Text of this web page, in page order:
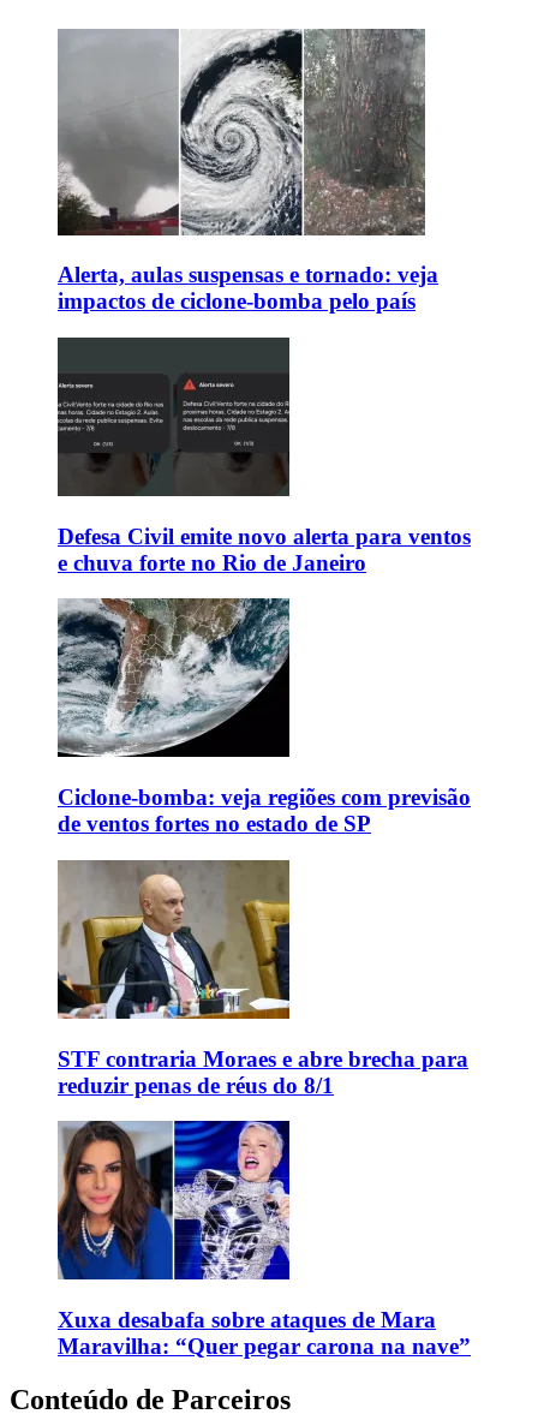
Alerta, aulas suspensas e tornado: veja
impactos de ciclone-bomba pelo país
Defesa Civil emite novo alerta para ventos
e chuva forte no Rio de Janeiro
Ciclone-bomba: veja regiões com previsão
de ventos fortes no estado de SP
STF contraria Moraes e abre brecha para
reduzir penas de réus do 8/1
Xuxa desabafa sobre ataques de Mara
Maravilha: “Quer pegar carona na nave”
Conteúdo de Parceiros